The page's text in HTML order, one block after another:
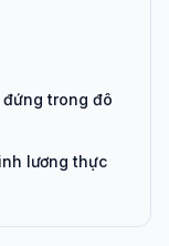
trong đô
lương thực